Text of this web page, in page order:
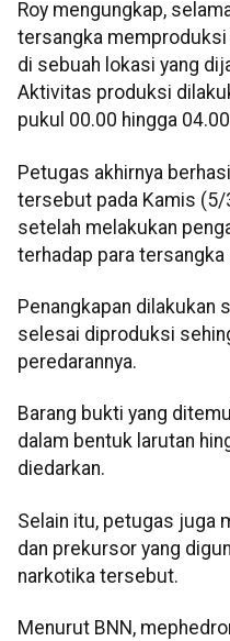
Roy mengungkap,
tersangka
di sebuah lokasi yang
Aktivitas produksi
pukul 00.00 hingga
Petugas akhirnya
tersebut pada Kamis
setelah melakukan
terhadap para
Penangkapan
selesai diproduksi
peredarannya.
Barang bukti yang
dalam bentuk larutan
diedarkan.
Selain itu, petugas juga
dan prekursor yang
narkotika tersebut.
Menurut BNN,